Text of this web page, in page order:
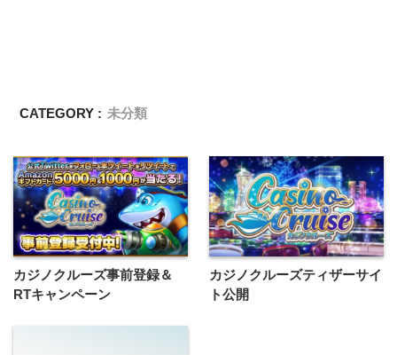
CATEGORY : 未分類
カジノクルーズ事前登録＆
RTキャンペーン
カジノクルーズティザーサイ
ト公開